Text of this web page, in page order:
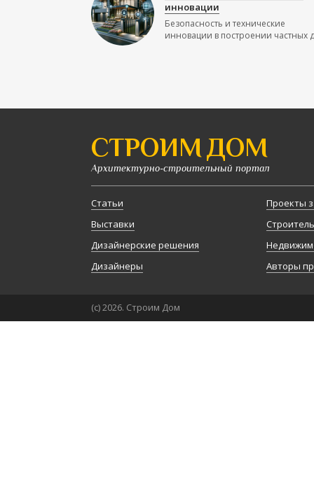
инновации
Безопасность и технические
инновации в построении частных
СТРОИМ ДОМ
Архитектурно-строительный портал
Статьи
Выставки
Дизайнерские решения
Дизайнеры
Проекты
Авторы
(с) 2026. Строим Дом